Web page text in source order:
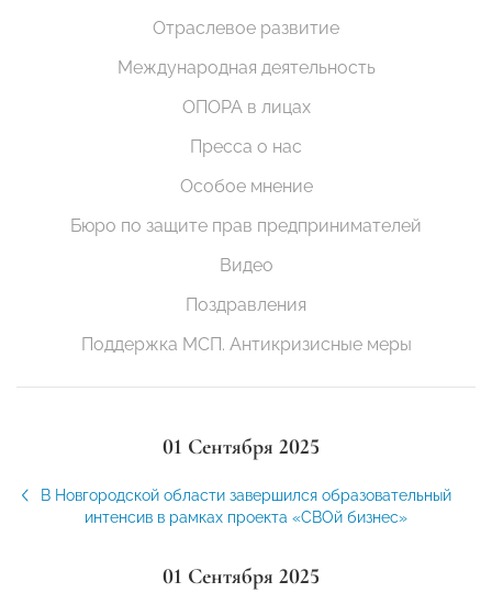
Отраслевое развитие
Международная деятельность
ОПОРА в лицах
Пресса о нас
Особое мнение
Бюро по защите прав предпринимателей
Видео
Поздравления
Поддержка МСП. Антикризисные меры
01 Сентября 2025
В Новгородской области завершился образовательный
интенсив в рамках проекта «СВОй бизнес»
01 Сентября 2025